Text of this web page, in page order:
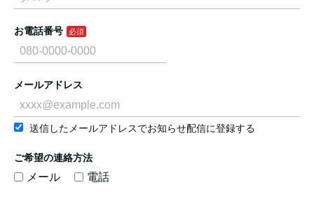
お電話番号
メールアドレス
送信したメールアドレスでお知らせ配信に登録する
ご希望の連絡方法
メール 電話